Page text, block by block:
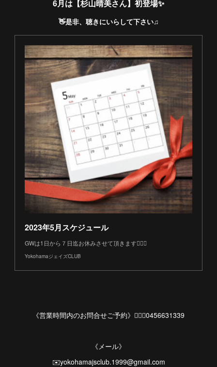
6月は【杉山晴美さん】初登場✨
👋是非、聴きにいらして下さい♫
2023年5月スケジュール
GWは1日から７日迄お休みさせて頂きます🙇🏻‍♀️
YokohamaジェイズCLUB
《営業時間内のお問合せご予約》💁🏻‍♀️0456631339
《メール》
✉️yokohamajsclub.1999@gmail.com